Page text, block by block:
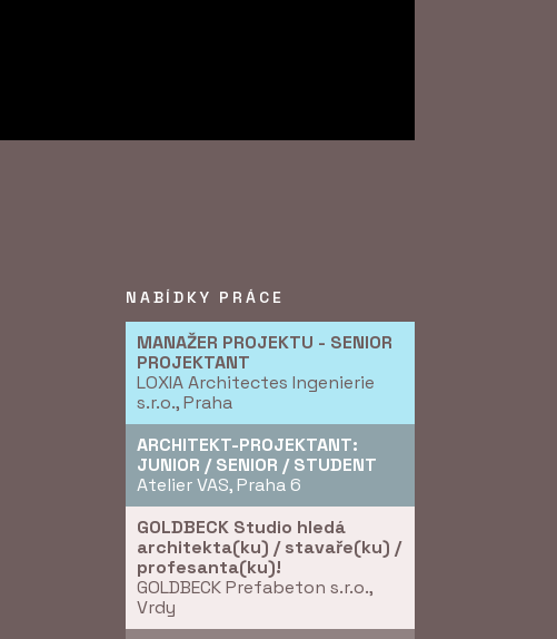
NABÍDKY PRÁCE
MANAŽER PROJEKTU - SENIOR
PROJEKTANT
LOXIA Architectes Ingenierie
s.r.o., Praha
ARCHITEKT-PROJEKTANT:
JUNIOR / SENIOR / STUDENT
Atelier VAS, Praha 6
GOLDBECK Studio hledá
architekta(ku) / stavaře(ku) /
profesanta(ku)!
GOLDBECK Prefabeton s.r.o.,
Vrdy